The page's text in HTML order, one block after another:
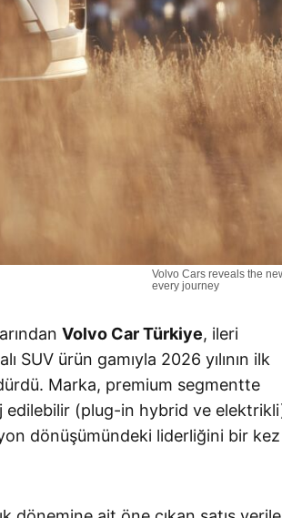
Volvo Cars reveals the
every journey
Volvo Car Türkiye, ileri
ürün gamıyla 2026 yılının ilk
. Marka, premium segmentte
edilebilir (plug-in hybrid ve
dönüşümündeki liderliğini bir kez